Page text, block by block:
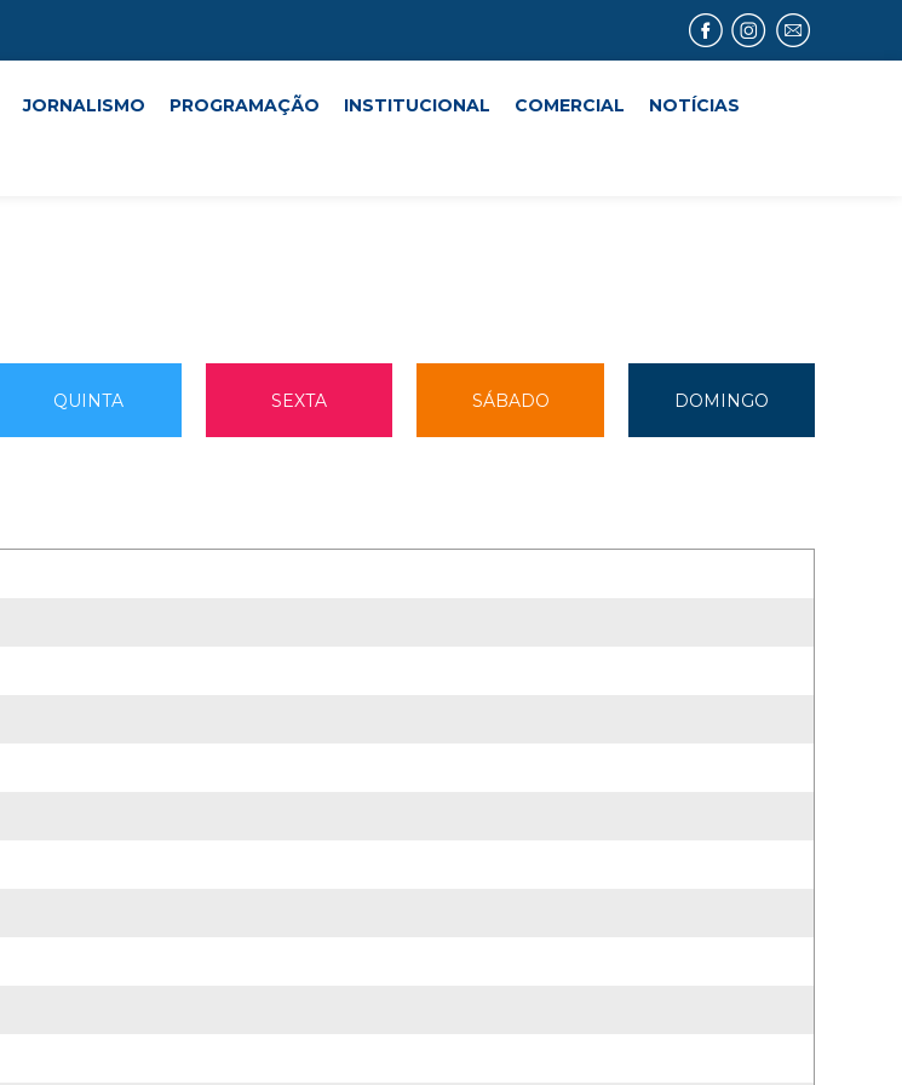
JORNALISMO PROGRAMAÇÃO INSTITUCIONAL COMERCIAL NOTÍCIAS
QUINTA SEXTA SÁBADO DOMINGO